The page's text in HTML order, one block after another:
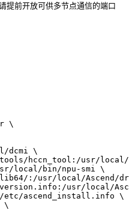
前开放可供多节点通信的端口
\
dcmi \
hccn_tool:/usr/
local/bin/npu-smi \
:/usr/local/Ascend/
usr/local/
ascend_install.info \
\